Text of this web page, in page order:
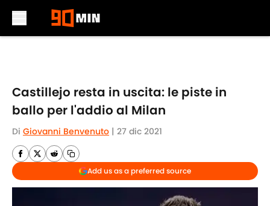
Castillejo resta in uscita: le piste in
ballo per l'addio al Milan
Di Giovanni Benvenuto | 27 dic 2021
Add us as a preferred source